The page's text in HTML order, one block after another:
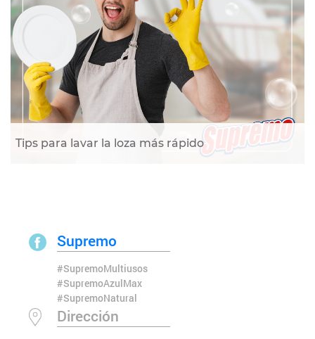
Tips para lavar la loza más rápido
Supremo
#SupremoMultiusos
#SupremoAzulMax
#SupremoNatural
Dirección